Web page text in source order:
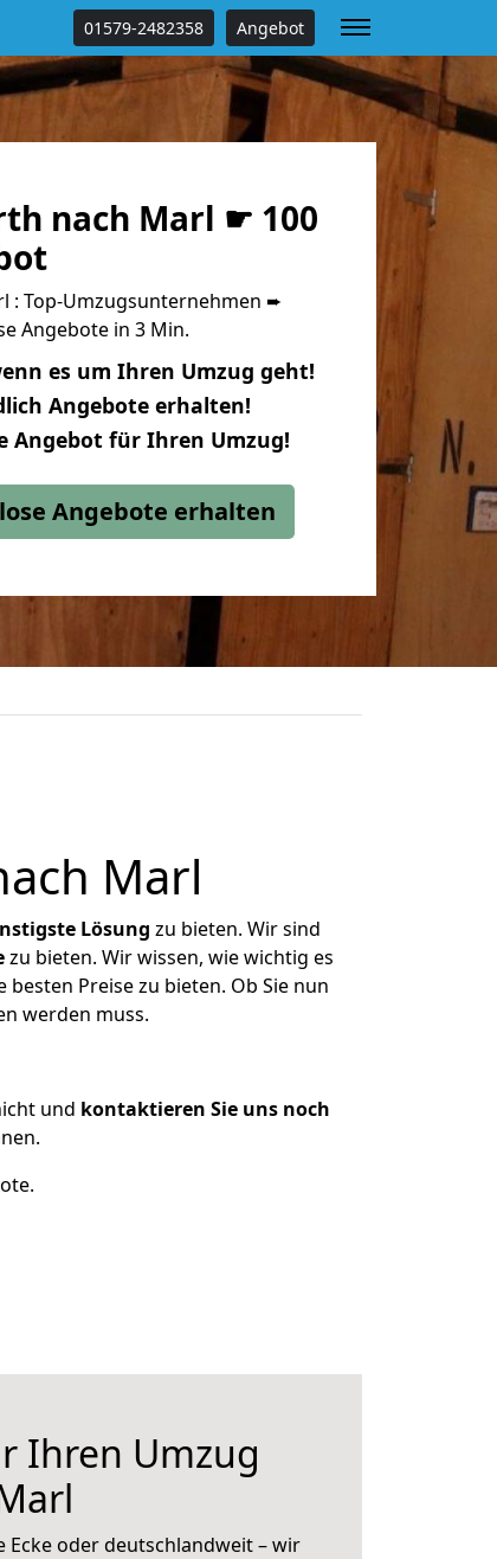
01579-2482358 Angebot
nach Marl ☛ 100
: Top-Umzugsunternehmen ➨
Angebote in 3 Min.
es um Ihren Umzug geht!
Angebote erhalten!
Angebot für Ihren Umzug!
Angebote erhalten
Marl
Lösung zu bieten. Wir sind
zu bieten. Wir wissen, wie wichtig es
Preise zu bieten. Ob Sie nun
werden muss.
und kontaktieren Sie uns noch
Ihren Umzug
Ecke oder deutschlandweit – wir